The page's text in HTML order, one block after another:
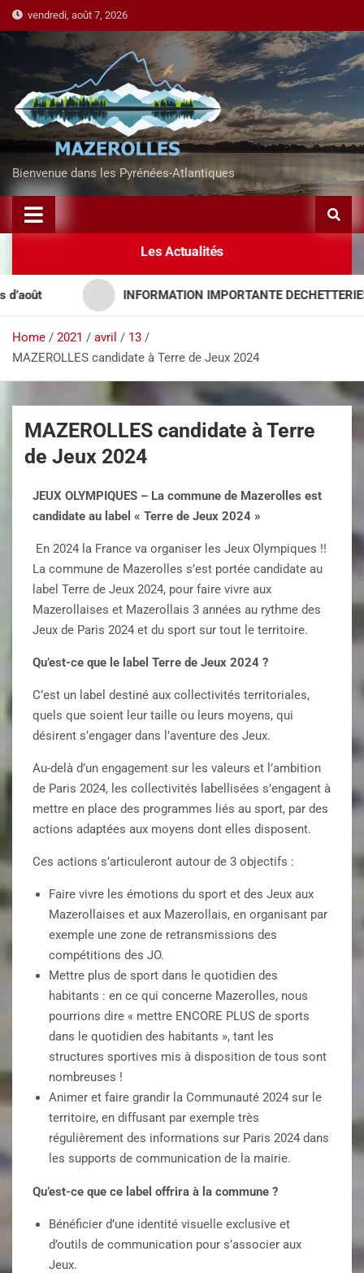
vendredi, août 7, 2026
Bienvenue dans les Pyrénées-Atlantiques
Les Actualités
INFORMATION IMPORTANTE DECHETTERIES –
Home 2021 avril
13
MAZEROLLES candidate à Terre de Jeux 2024
MAZEROLLES candidate à Terre
de Jeux 2024
JEUX OLYMPIQUES – La commune de Mazerolles est
candidate au label « Terre de Jeux 2024 »
En 2024 la France va organiser les Jeux Olympiques !!
La commune de Mazerolles s’est portée candidate au
label Terre de Jeux 2024, pour faire vivre aux
Mazerollaises et Mazerollais 3 années au rythme des
Jeux de Paris 2024 et du sport sur tout le territoire.
Qu’est-ce que le label Terre de Jeux 2024 ?
C’est un label destiné aux collectivités territoriales,
quels que soient leur taille ou leurs moyens, qui
désirent s’engager dans l’aventure des Jeux.
Au-delà d’un engagement sur les valeurs et l’ambition
de Paris 2024, les collectivités labellisées s’engagent à
mettre en place des programmes liés au sport, par des
actions adaptées aux moyens dont elles disposent.
Ces actions s’articuleront autour de 3 objectifs :
Faire vivre les émotions du sport et des Jeux aux
Mazerollaises et aux Mazerollais, en organisant par
exemple une zone de retransmissions des
compétitions des JO.
Mettre plus de sport dans le quotidien des
habitants : en ce qui concerne Mazerolles, nous
pourrions dire « mettre ENCORE PLUS de sports
dans le quotidien des habitants », tant les
structures sportives mis à disposition de tous sont
nombreuses !
Animer et faire grandir la Communauté 2024 sur le
territoire, en diffusant par exemple très
régulièrement des informations sur Paris 2024 dans
les supports de communication de la mairie.
Qu’est-ce que ce label offrira à la commune ?
Bénéficier d’une identité visuelle exclusive et
d’outils de communication pour s’associer aux
Jeux.